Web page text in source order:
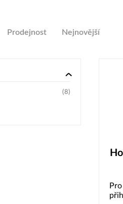
Prodejnost Nejnovější
(8)